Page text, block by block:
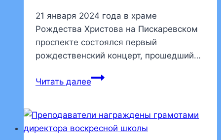
21 января 2024 года в храме
Рождества Христова на Пискаревском
проспекте состоялся первый
рождественский концерт, прошедший…
Читать далееНа
состоялся
хоровой